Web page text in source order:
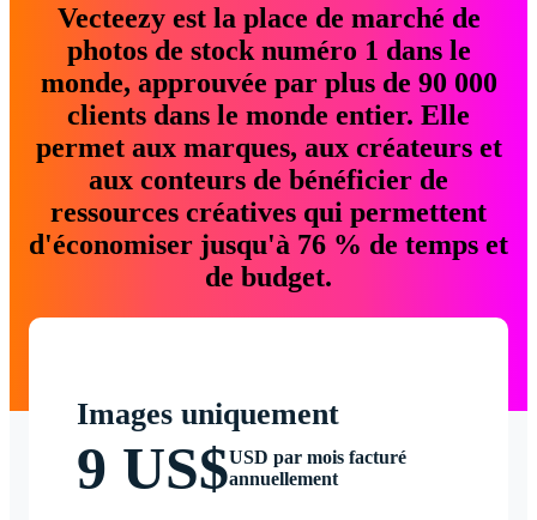
Vecteezy est la place de marché de
photos de stock numéro 1 dans le
monde, approuvée par plus de 90 000
clients dans le monde entier. Elle
permet aux marques, aux créateurs et
aux conteurs de bénéficier de
ressources créatives qui permettent
d'économiser jusqu'à 76 % de temps et
de budget.
Images uniquement
9 US$USD par mois facturé
annuellement